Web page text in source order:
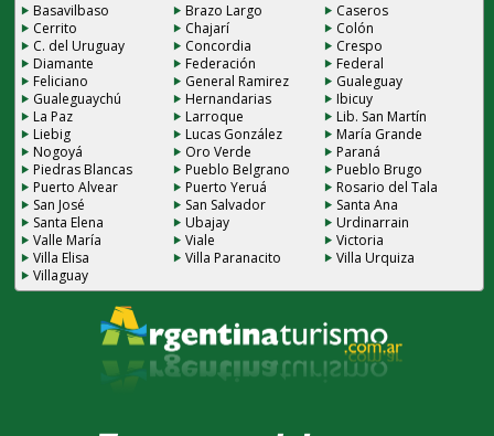
Basavilbaso Brazo Largo
Caseros
Cerrito
Chajarí
Colón
C. del Uruguay
Concordia
Crespo
Diamante
Federación
Federal
Feliciano
General Ramirez
Gualeguay
Gualeguaychú
Hernandarias
Ibicuy
La Paz
Larroque
Lib. San Martín
Liebig
Lucas González
María Grande
Nogoyá
Oro Verde
Paraná
Piedras Blancas
Pueblo Belgrano
Pueblo Brugo
Puerto Alvear
Puerto Yeruá
Rosario del Tala
San José
San Salvador
Santa Ana
Santa Elena
Ubajay
Urdinarrain
Valle María
Viale
Victoria
Villa Elisa
Villa Paranacito
Villa Urquiza
Villaguay